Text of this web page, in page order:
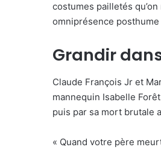
costumes pailletés
omniprésence
Grandir
Claude François Jr et
mannequin Isabelle
puis par sa mort brutale
« Quand votre père